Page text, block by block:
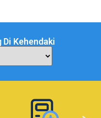
Di Kehendaki